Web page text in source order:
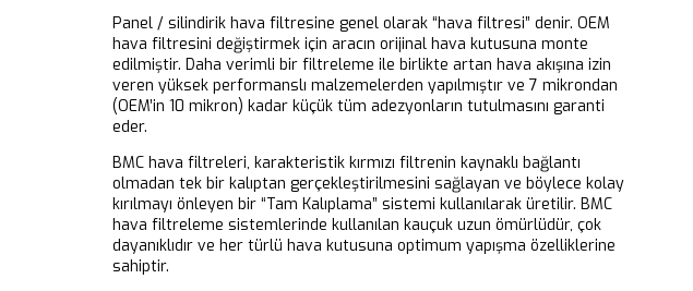
Panel / silindirik hava filtresine genel olarak “hava filtresi” denir. OEM
hava filtresini değiştirmek için aracın orijinal hava kutusuna monte
edilmiştir. Daha verimli bir filtreleme ile birlikte artan hava akışına izin
veren yüksek performanslı malzemelerden yapılmıştır ve 7 mikrondan
(OEM’in 10 mikron) kadar küçük tüm adezyonların tutulmasını garanti
eder.
BMC hava filtreleri, karakteristik kırmızı filtrenin kaynaklı bağlantı
olmadan tek bir kalıptan gerçekleştirilmesini sağlayan ve böylece kolay
kırılmayı önleyen bir “Tam Kalıplama” sistemi kullanılarak üretilir. BMC
hava filtreleme sistemlerinde kullanılan kauçuk uzun ömürlüdür, çok
dayanıklıdır ve her türlü hava kutusuna optimum yapışma özelliklerine
sahiptir.